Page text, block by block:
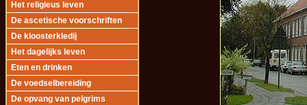
Het religieus leven
De ascetische voorschriften
De kloosterkledij
Het dagelijks leven
Eten en drinken
De voedselbereiding
De opvang van pelgrims